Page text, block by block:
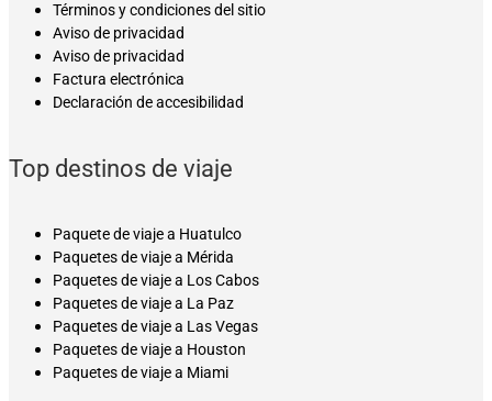
Términos y condiciones del sitio
Aviso de privacidad
Aviso de privacidad
Factura electrónica
Declaración de accesibilidad
Top destinos de viaje
Paquete de viaje a Huatulco
Paquetes de viaje a Mérida
Paquetes de viaje a Los Cabos
Paquetes de viaje a La Paz
Paquetes de viaje a Las Vegas
Paquetes de viaje a Houston
Paquetes de viaje a Miami